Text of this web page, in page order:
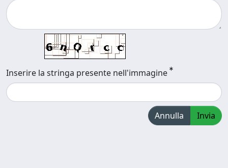
Inserire la stringa presente nell'immagine
Annulla Invia